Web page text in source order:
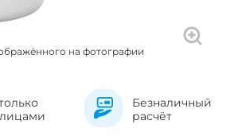
на фотографии
Безналичный
расчёт